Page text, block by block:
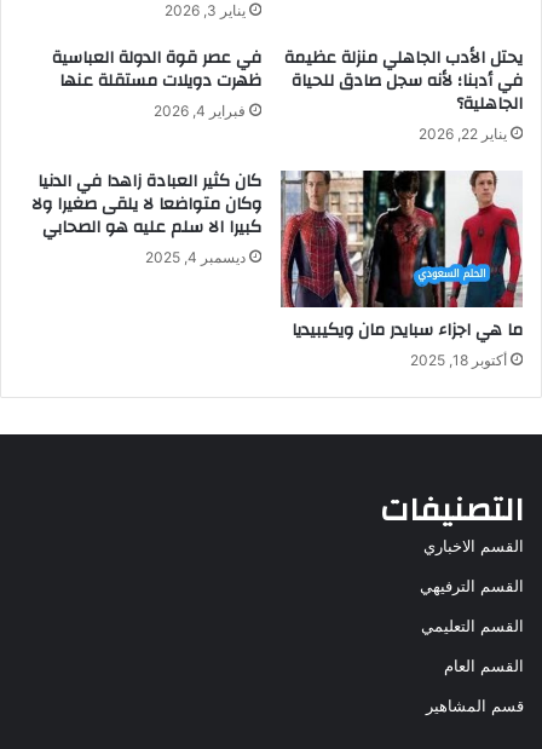
يناير 3, 2026
يحتل الأدب الجاهلي منزلة عظيمة
في أدبنا؛ لأنه سجل صادق للحياة
الجاهلية؟
يناير 22, 2026
في عصر قوة الدولة العباسية
ظهرت دويلات مستقلة عنها
فبراير 4, 2026
ما هي اجزاء سبايدر مان ويكيبيديا
أكتوبر 18, 2025
كان كثير العبادة زاهدا في الدنيا
وكان متواضعا لا يلقى صغيرا ولا
كبيرا الا سلم عليه هو الصحابي
ديسمبر 4, 2025
التصنيفات
القسم الاخباري
القسم الترفيهي
القسم التعليمي
القسم العام
قسم المشاهير